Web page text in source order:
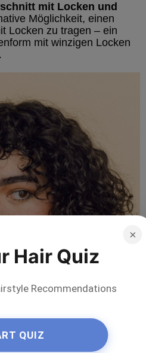
mit Locken und
Möglichkeit, einen
Locken zu tragen – ein
mit winzigen Locken
you?
×
×
Hair Quiz
Recommendations
QUIZ